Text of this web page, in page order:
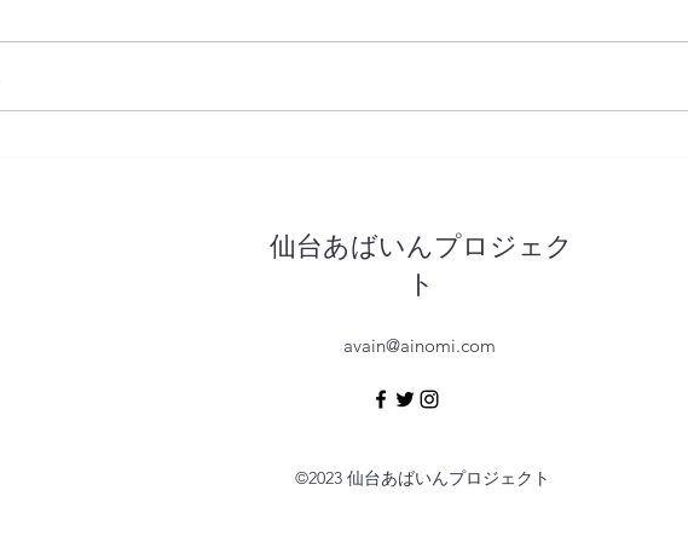
仙台あばいんプロジェク
ト
avain@ainomi.com
©2023 仙台あばいんプロジェクト